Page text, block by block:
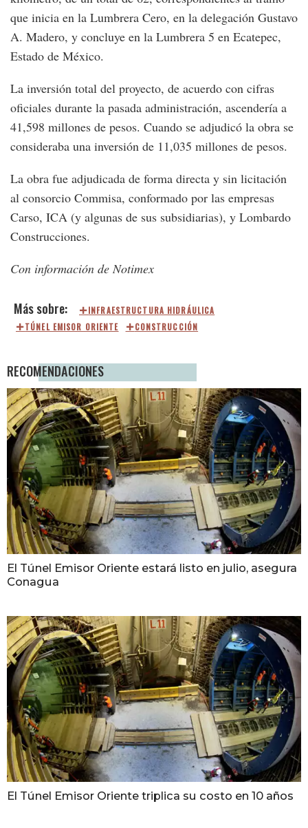
que inicia en la Lumbrera Cero, en la delegación Gustavo
A. Madero, y concluye en la Lumbrera 5 en Ecatepec,
Estado de México.
La inversión total del proyecto, de acuerdo con cifras
oficiales durante la pasada administración, ascendería a
41,598 millones de pesos. Cuando se adjudicó la obra se
consideraba una inversión de 11,035 millones de pesos.
La obra fue adjudicada de forma directa y sin licitación
al consorcio Commisa, conformado por las empresas
Carso, ICA (y algunas de sus subsidiarias), y Lombardo
Construcciones.
Con información de Notimex
INFRAESTRUCTURA HIDRÁULICA
TÚNEL EMISOR ORIENTE
CONSTRUCCIÓN
RECOMENDACIONES
El Túnel Emisor Oriente estará listo en julio, asegura
Conagua
El Túnel Emisor Oriente triplica su costo en 10 años